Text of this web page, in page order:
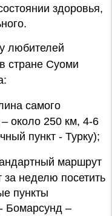
здоровья,
любителей
стране Суоми
самого
около 250 км, 4-6
пункт - Турку);
маршрут
неделю посетить
пункты
Бомарсунд –